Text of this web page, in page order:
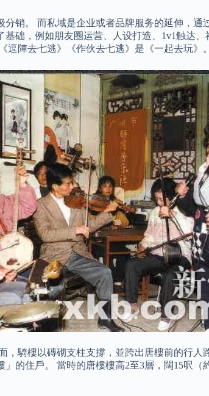
销。 而私域是企业或者品牌服务的延伸，
础，例如朋友圈运营、人设打造、1v1触达
陣去七逃》《作伙去七逃》是《一起去玩》。
，騎樓以磚砌支柱支撐，並跨出唐樓前的行
的住戶。 當時的唐樓樓高2至3層，闊15呎